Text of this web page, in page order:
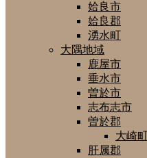
姶良市
姶良郡
湧水町
大隅地域
鹿屋市
垂水市
曽於市
志布志市
曽於郡
大崎
肝属郡